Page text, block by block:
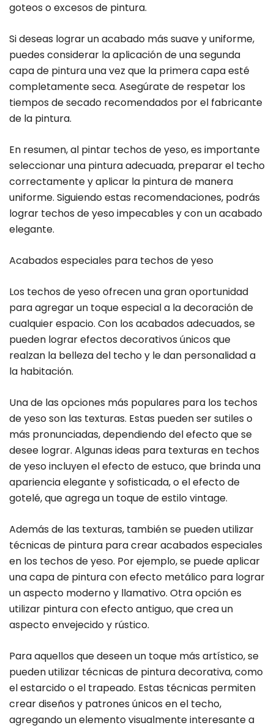
goteos o excesos de pintura.
Si deseas lograr un acabado más suave y uniforme,
puedes considerar la aplicación de una segunda
capa de pintura una vez que la primera capa esté
completamente seca. Asegúrate de respetar los
tiempos de secado recomendados por el fabricante
de la pintura.
En resumen, al pintar techos de yeso, es importante
seleccionar una pintura adecuada, preparar el techo
correctamente y aplicar la pintura de manera
uniforme. Siguiendo estas recomendaciones, podrás
lograr techos de yeso impecables y con un acabado
elegante.
Acabados especiales para techos de yeso
Los techos de yeso ofrecen una gran oportunidad
para agregar un toque especial a la decoración de
cualquier espacio. Con los acabados adecuados, se
pueden lograr efectos decorativos únicos que
realzan la belleza del techo y le dan personalidad a
la habitación.
Una de las opciones más populares para los techos
de yeso son las texturas. Estas pueden ser sutiles o
más pronunciadas, dependiendo del efecto que se
desee lograr. Algunas ideas para texturas en techos
de yeso incluyen el efecto de estuco, que brinda una
apariencia elegante y sofisticada, o el efecto de
gotelé, que agrega un toque de estilo vintage.
Además de las texturas, también se pueden utilizar
técnicas de pintura para crear acabados especiales
en los techos de yeso. Por ejemplo, se puede aplicar
una capa de pintura con efecto metálico para lograr
un aspecto moderno y llamativo. Otra opción es
utilizar pintura con efecto antiguo, que crea un
aspecto envejecido y rústico.
Para aquellos que deseen un toque más artístico, se
pueden utilizar técnicas de pintura decorativa, como
el estarcido o el trapeado. Estas técnicas permiten
crear diseños y patrones únicos en el techo,
agregando un elemento visualmente interesante a